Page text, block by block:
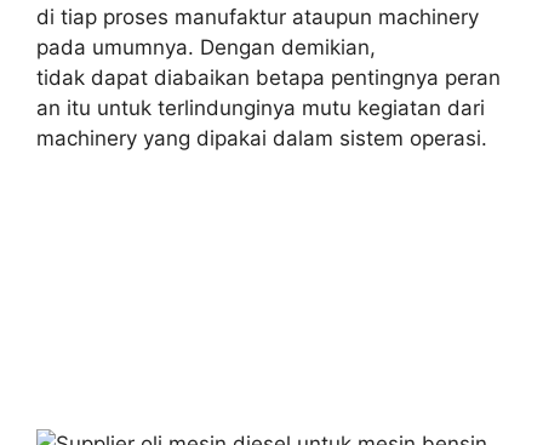
di tiap proses manufaktur ataupun machinery
pada umumnya. Dengan demikian,
tidak dapat diabaikan betapa pentingnya peran
an itu untuk terlindunginya mutu kegiatan dari
machinery yang dipakai dalam sistem operasi.